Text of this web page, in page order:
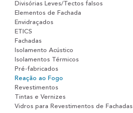
Divisórias Leves/Tectos falsos
Elementos de Fachada
Envidraçados
ETICS
Fachadas
Isolamento Acústico
Isolamentos Térmicos
Pré-fabricados
Reação ao Fogo
Revestimentos
Tintas e Vernizes
Vidros para Revestimentos de Fachadas